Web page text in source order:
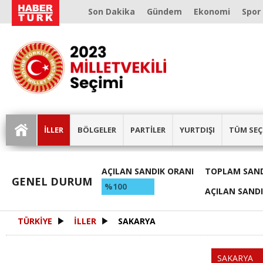
Son Dakika Gündem Ekonomi Spor
İLLER BÖLGELER PARTİLER YURTDIŞI TÜM
GENEL DURUM
AÇILAN SANDIK ORANI
%100
TOPLAM
AÇILAN
TÜRKİYE İLLER SAKARYA
SAKARYA